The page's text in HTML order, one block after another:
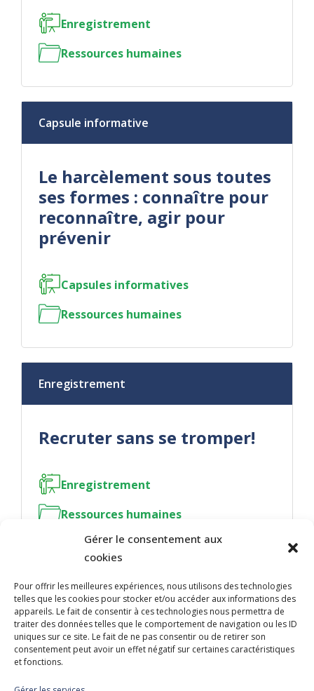
Gérer le consentement aux
cookies
Pour offrir les meilleures expériences, nous utilisons des technologies
telles que les cookies pour stocker et/ou accéder aux informations des
appareils. Le fait de consentir à ces technologies nous permettra de
traiter des données telles que le comportement de navigation ou les ID
uniques sur ce site. Le fait de ne pas consentir ou de retirer son
consentement peut avoir un effet négatif sur certaines caractéristiques
et fonctions.
Enregistrement
Ressources humaines
Capsule informative
Le harcèlement sous toutes
ses formes : connaître pour
reconnaître, agir pour
prévenir
Capsules informatives
Ressources humaines
Enregistrement
Recruter sans se tromper!
Enregistrement
Ressources humaines
NOUS JOINDRE
400, boulevard Jean-Lesage
Hall Est, bureau 535